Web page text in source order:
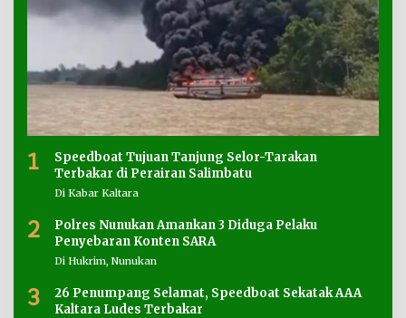
1
Speedboat Tujuan Tanjung Selor-Tarakan
Terbakar di Perairan Salimbatu
Di Kabar Kaltara
2
Polres Nunukan Amankan 3 Diduga Pelaku
Penyebaran Konten SARA
Di Hukrim, Nunukan
3
26 Penumpang Selamat, Speedboat Sekatak AAA
Kaltara Ludes Terbakar